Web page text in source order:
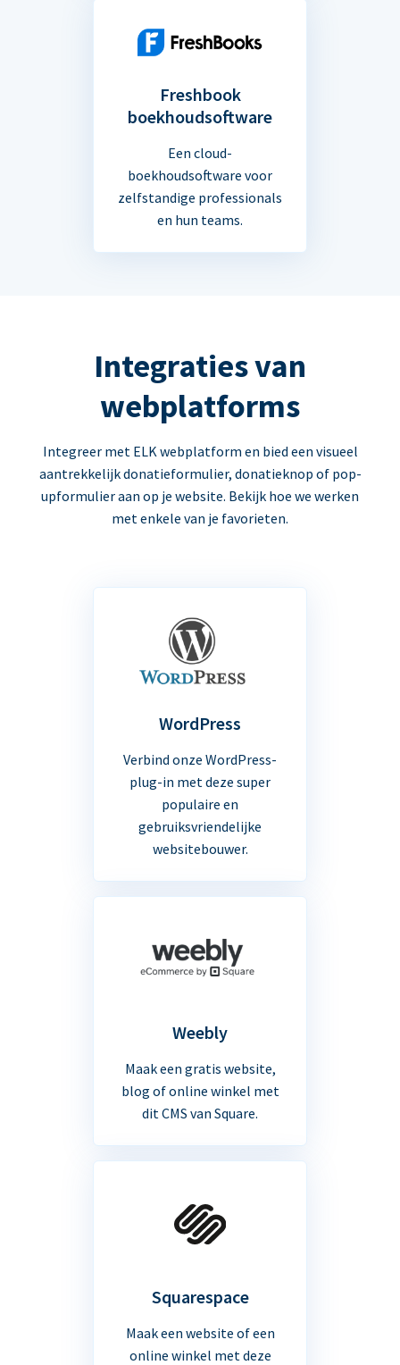
Freshbook
boekhoudsoftware
Een cloud-
boekhoudsoftware voor
zelfstandige professionals
en hun teams.
Integraties van
webplatforms
Integreer met ELK webplatform en bied een visueel
aantrekkelijk donatieformulier, donatieknop of pop-
upformulier aan op je website. Bekijk hoe we werken
met enkele van je favorieten.
WordPress
Verbind onze WordPress-
plug-in met deze super
populaire en
gebruiksvriendelijke
websitebouwer.
Weebly
Maak een gratis website,
blog of online winkel met
dit CMS van Square.
Squarespace
Maak een website of een
online winkel met deze